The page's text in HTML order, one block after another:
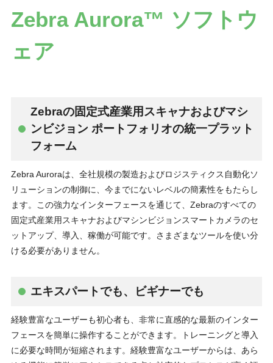
Zebra Aurora™ ソフトウ
ェア
Zebraの固定式産業用スキャナおよびマシ
ンビジョン ポートフォリオの統一プラット
フォーム
Zebra Auroraは、全社規模の製造およびロジスティクス自動化ソ
リューションの制御に、今までにないレベルの簡素性をもたらし
ます。この強力なインターフェースを通じて、Zebraのすべての
固定式産業用スキャナおよびマシンビジョンスマートカメラのセ
ットアップ、導入、稼働が可能です。さまざまなツールを使い分
ける必要がありません。
エキスパートでも、ビギナーでも
経験豊富なユーザーも初心者も、非常に直感的な最新のインター
フェースを簡単に操作することができます。トレーニングと導入
に必要な時間が短縮されます。経験豊富なユーザーからは、あら